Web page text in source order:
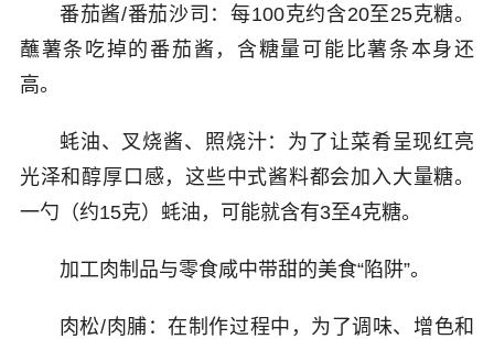
番茄酱/番茄沙司：每100克约含20至25克糖。
蘸薯条吃掉的番茄酱，含糖量可能比薯条本身还
高。
蚝油、叉烧酱、照烧汁：为了让菜肴呈现红亮
光泽和醇厚口感，这些中式酱料都会加入大量糖。
一勺（约15克）蚝油，可能就含有3至4克糖。
加工肉制品与零食咸中带甜的美食“陷阱”。
肉松/肉脯：在制作过程中，为了调味、增色和